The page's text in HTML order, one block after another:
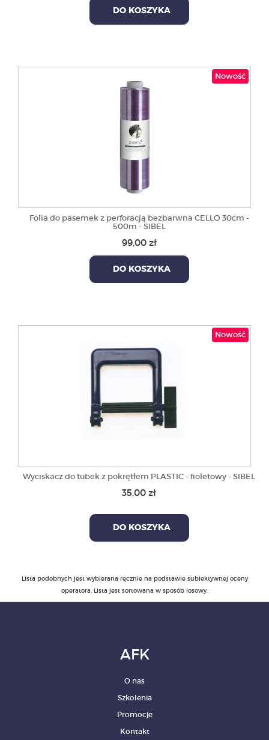
DO KOSZYKA
Nowość
Folia do pasemek z perforacją bezbarwna CELLO 30cm -
500m - SIBEL
99,00 zł
DO KOSZYKA
Nowość
Wyciskacz do tubek z pokrętłem PLASTIC - fioletowy - SIBEL
35,00 zł
DO KOSZYKA
Lista podobnych jest wybierana ręcznie na podstawie subiektywnej oceny
operatora. Lista jest sortowana w sposób losowy.
AFK
O nas
Szkolenia
Promocje
Kontakt